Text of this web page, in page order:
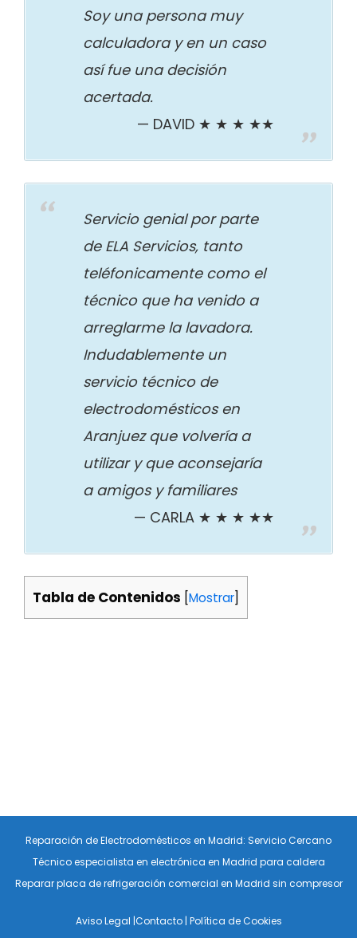
Soy una persona muy
calculadora y en un caso
así fue una decisión
acertada.
DAVID ★ ★ ★ ★★
Servicio genial por parte
de ELA Servicios, tanto
teléfonicamente como el
técnico que ha venido a
arreglarme la lavadora.
Indudablemente un
servicio técnico de
electrodomésticos en
Aranjuez que volvería a
utilizar y que aconsejaría
a amigos y familiares
CARLA ★ ★ ★ ★★
Tabla de Contenidos Mostrar
Reparación de Electrodomésticos en Madrid: Servicio Cercano
Técnico especialista en electrónica en Madrid para caldera
Reparar placa de refrigeración comercial en Madrid sin compresor
Aviso Legal Contacto| Política de Cookies